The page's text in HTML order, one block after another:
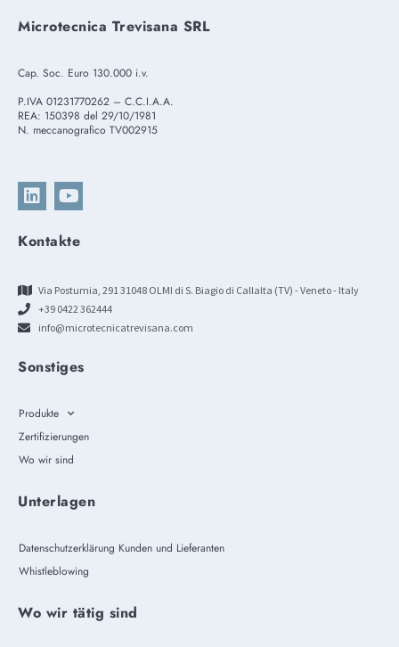
Microtecnica Trevisana SRL
Cap. Soc. Euro 130.000 i.v.
P.IVA 01231770262 – C.C.I.A.A.
REA: 150398 del 29/10/1981
N. meccanografico TV002915
Kontakte
Via Postumia, 291 31048 OLMI di S. Biagio di Callalta (TV) - Veneto - Italy
+39 0422 362444
info@microtecnicatrevisana.com
Sonstiges
Produkte
Zertifizierungen
Wo wir sind
Unterlagen
Datenschutzerklärung Kunden und Lieferanten
Whistleblowing
Wo wir tätig sind